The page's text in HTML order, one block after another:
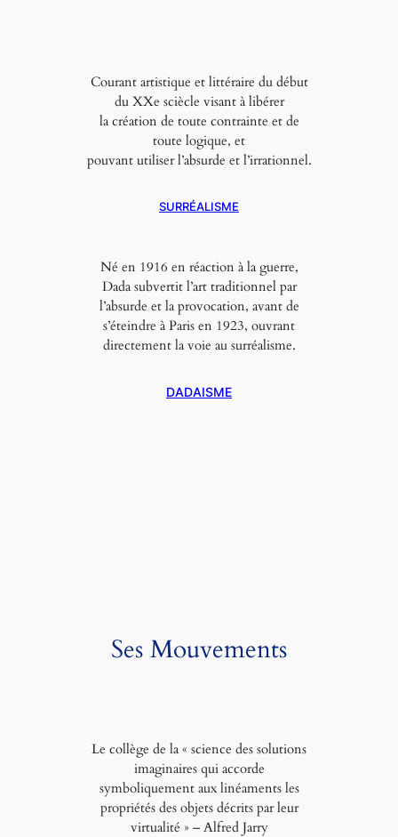
Courant artistique et littéraire du début
du XXe sciècle visant à libérer
la création de toute contrainte et de
toute logique, et
pouvant utiliser l’absurde et l’irrationnel.
SURRÉALISME
Né en 1916 en réaction à la guerre,
Dada subvertit l’art traditionnel par
l’absurde et la provocation, avant de
s’éteindre à Paris en 1923, ouvrant
directement la voie au surréalisme.
DADAISME
Ses Mouvements
Le collège de la « science des solutions
imaginaires qui accorde
symboliquement aux linéaments les
propriétés des objets décrits par leur
virtualité » – Alfred Jarry